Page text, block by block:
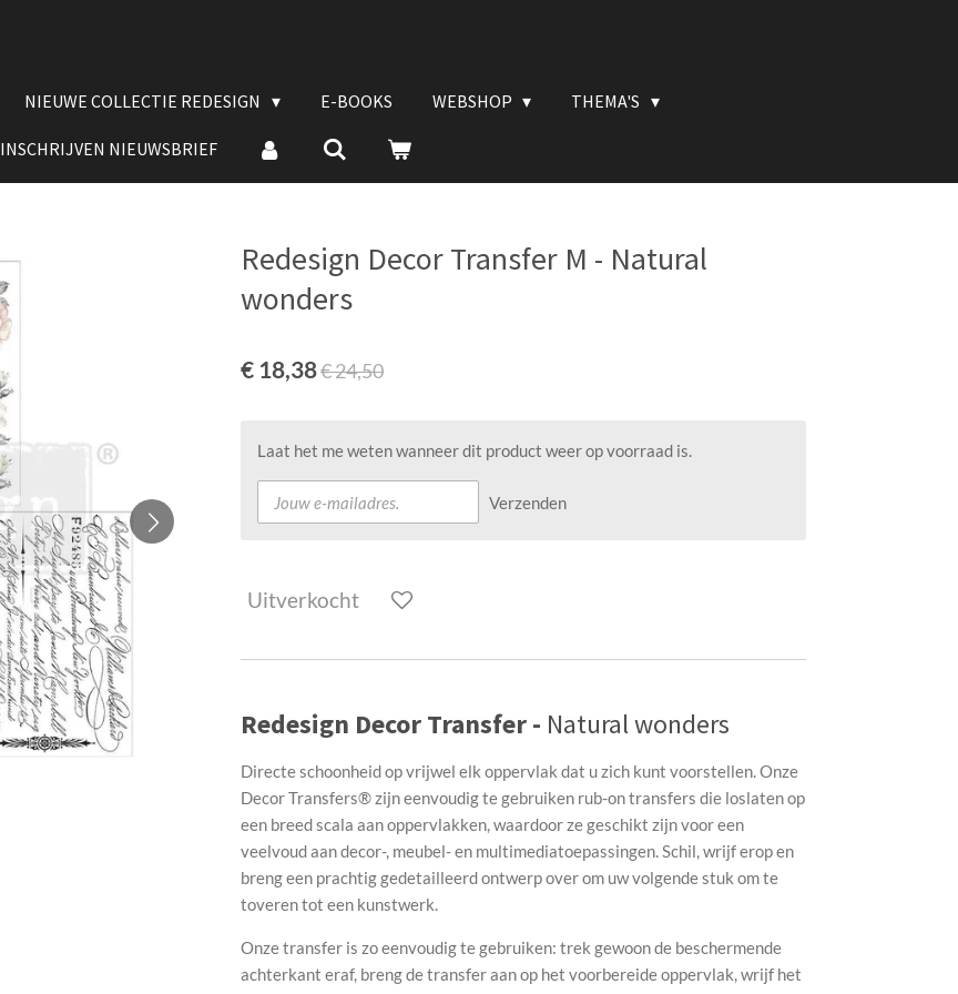
NIEUWE COLLECTIE REDESIGN E-BOOKS WEBSHOP THEMA'S
INSCHRIJVEN NIEUWSBRIEF
Redesign Decor Transfer M - Natural
wonders
€ 18,38€ 24,50
Laat het me weten wanneer dit product weer op voorraad is.
Verzenden
Uitverkocht
Redesign Decor Transfer - Natural wonders
Directe schoonheid op vrijwel elk oppervlak dat u zich kunt voorstellen. Onze
Decor Transfers® zijn eenvoudig te gebruiken rub-on transfers die loslaten op
een breed scala aan oppervlakken, waardoor ze geschikt zijn voor een
veelvoud aan decor-, meubel- en multimediatoepassingen. Schil, wrijf erop en
breng een prachtig gedetailleerd ontwerp over om uw volgende stuk om te
toveren tot een kunstwerk.
Onze transfer is zo eenvoudig te gebruiken: trek gewoon de beschermende
achterkant eraf, breng de transfer aan op het voorbereide oppervlak, wrijf het